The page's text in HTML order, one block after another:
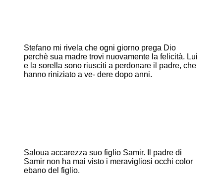
Stefano mi rivela che ogni giorno prega Dio
perchè sua madre trovi nuovamente la felicità. Lui
e la sorella sono riusciti a perdonare il padre, che
hanno riniziato a ve- dere dopo anni.
Saloua accarezza suo figlio Samir. Il padre di
Samir non ha mai visto i meravigliosi occhi color
ebano del figlio.